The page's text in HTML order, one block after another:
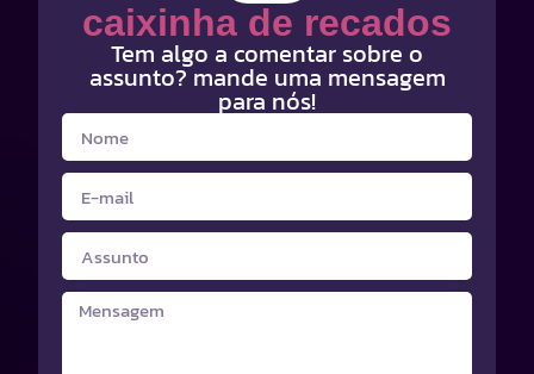
caixinha de recados
Tem algo a comentar sobre o
assunto? mande uma mensagem
para nós!